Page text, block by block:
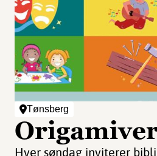
Tønsberg
Hver søndag inviterer